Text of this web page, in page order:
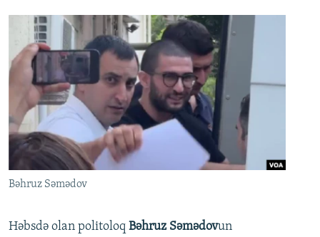
Bəhruz Səmədov
Həbsdə olan politoloq Bəhruz Səmədovun